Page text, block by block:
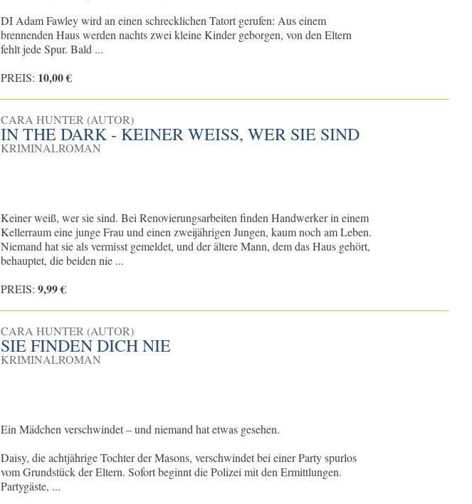
DI Adam Fawley wird an einen schrecklichen Tatort gerufen: Aus einem
brennenden Haus werden nachts zwei kleine Kinder geborgen, von den Eltern
fehlt jede Spur. Bald ...
PREIS: 10,00 €
CARA HUNTER (AUTOR)
IN THE DARK - KEINER WEISS, WER SIE SIND
KRIMINALROMAN
Keiner weiß, wer sie sind. Bei Renovierungsarbeiten finden Handwerker in einem
Kellerraum eine junge Frau und einen zweijährigen Jungen, kaum noch am Leben.
Niemand hat sie als vermisst gemeldet, und der ältere Mann, dem das Haus gehört,
behauptet, die beiden nie ...
PREIS:9,99 €
CARA HUNTER (AUTOR)
SIE FINDEN DICH NIE
KRIMINALROMAN
Ein Mädchen verschwindet – und niemand hat etwas gesehen.
Daisy, die achtjährige Tochter der Masons, verschwindet bei einer Party spurlos
vom Grundstück der Eltern. Sofort beginnt die Polizei mit den Ermittlungen.
Partygäste, ...